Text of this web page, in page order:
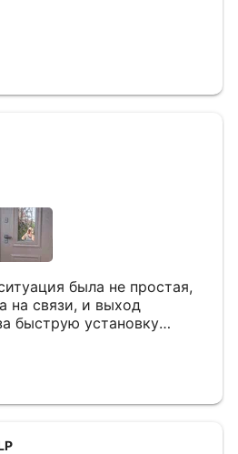
была не простая,
на связи, и выход
быструю установку
и установил. Надеюсь,
послужит